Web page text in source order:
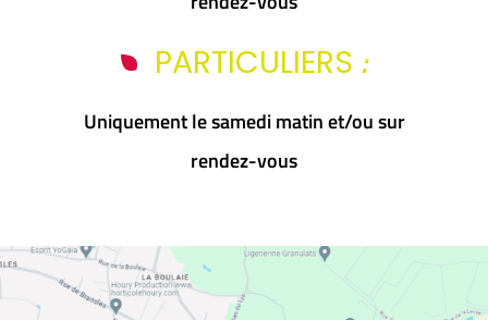
PARTICULIERS :
Uniquement le samedi matin et/ou sur
rendez-vous